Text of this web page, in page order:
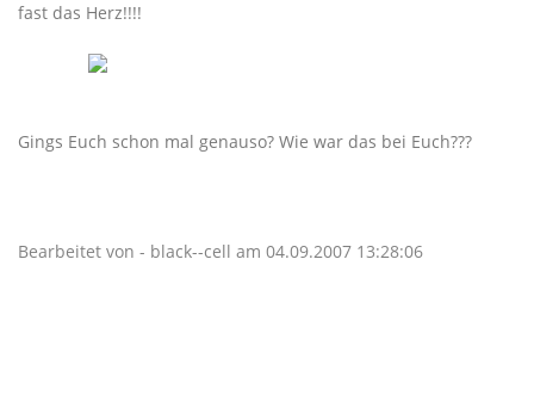
fast das Herz!!!!
Gings Euch schon mal genauso? Wie war das bei Euch???
Bearbeitet von - black--cell am 04.09.2007 13:28:06